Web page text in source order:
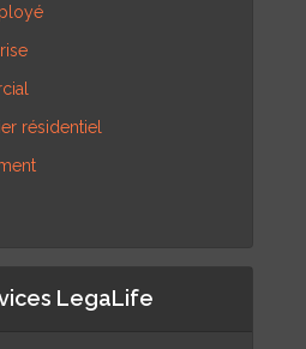
résidentiel
LegaLife